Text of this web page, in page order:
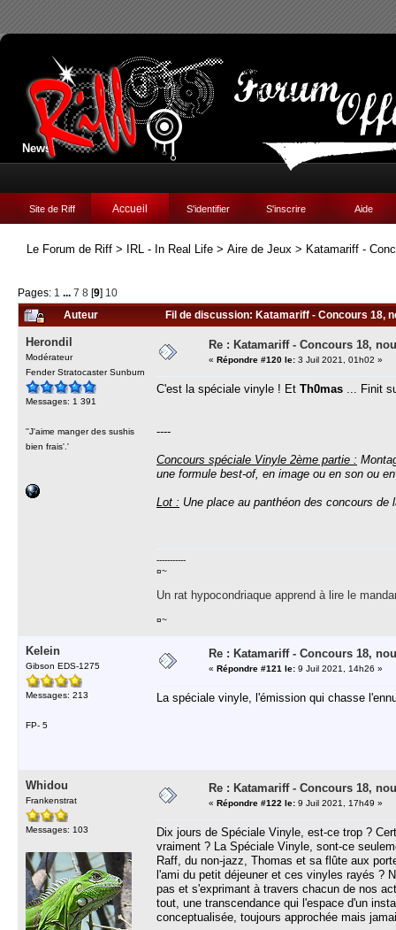
News:
Site de Riff Accueil S'identifier S'inscrire Aide
Le Forum de Riff > IRL - In Real Life > Aire de Jeux > Katamariff -
Pages: 1 ... 7 8 [9] 10
Auteur
Fil de discussion: Katamariff - Concours 18,
Herondil
Modérateur
Fender Stratocaster Sunburn
Messages: 1 391
''J'aime manger des sushis
bien frais'.'
Re : Katamariff - Concours 18,
« Répondre #120 le: 3 Juil 2021, 01h02 »
C'est la spéciale vinyle ! Et Th0mas ... Finit
----
Concours spéciale Vinyle 2ème partie :
une formule best-of, en image ou en son ou
Lot : Une place au panthéon des concours
-----------
¤~
Un rat hypocondriaque apprend à lire le
¤~
Kelein
Gibson EDS-1275
Messages: 213
FP- 5
Re : Katamariff - Concours 18,
« Répondre #121 le: 9 Juil 2021, 14h26 »
La spéciale vinyle, l'émission qui chasse
Whidou
Frankenstrat
Messages: 103
Re : Katamariff - Concours 18,
« Répondre #122 le: 9 Juil 2021, 17h49 »
Dix jours de Spéciale Vinyle, est-ce trop ?
vraiment ? La Spéciale Vinyle, sont-ce
Raff, du non-jazz, Thomas et sa flûte aux
l'ami du petit déjeuner et ces vinyles rayés ?
pas et s'exprimant à travers chacun de nos
tout, une transcendance qui l'espace d'un
conceptualisée, toujours approchée mais